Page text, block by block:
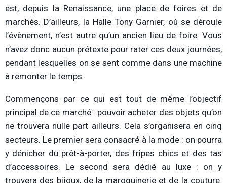
est, depuis la Renaissance, une place de foires et de
marchés. D’ailleurs, la Halle Tony Garnier, où se déroule
l’évènement, n’est autre qu’un ancien lieu de foire. Vous
n’avez donc aucun prétexte pour rater ces deux journées,
pendant lesquelles on se sent comme dans une machine
à remonter le temps.
Commençons par ce qui est tout de même l’objectif
principal de ce marché : pouvoir acheter des objets qu’on
ne trouvera nulle part ailleurs. Cela s’organisera en cinq
secteurs. Le premier sera consacré à la mode : on pourra
y dénicher du prêt-à-porter, des fripes chics et des tas
d’accessoires. Le second sera dédié au luxe : on y
trouvera des bijoux, de la maroquinerie et de la couture.